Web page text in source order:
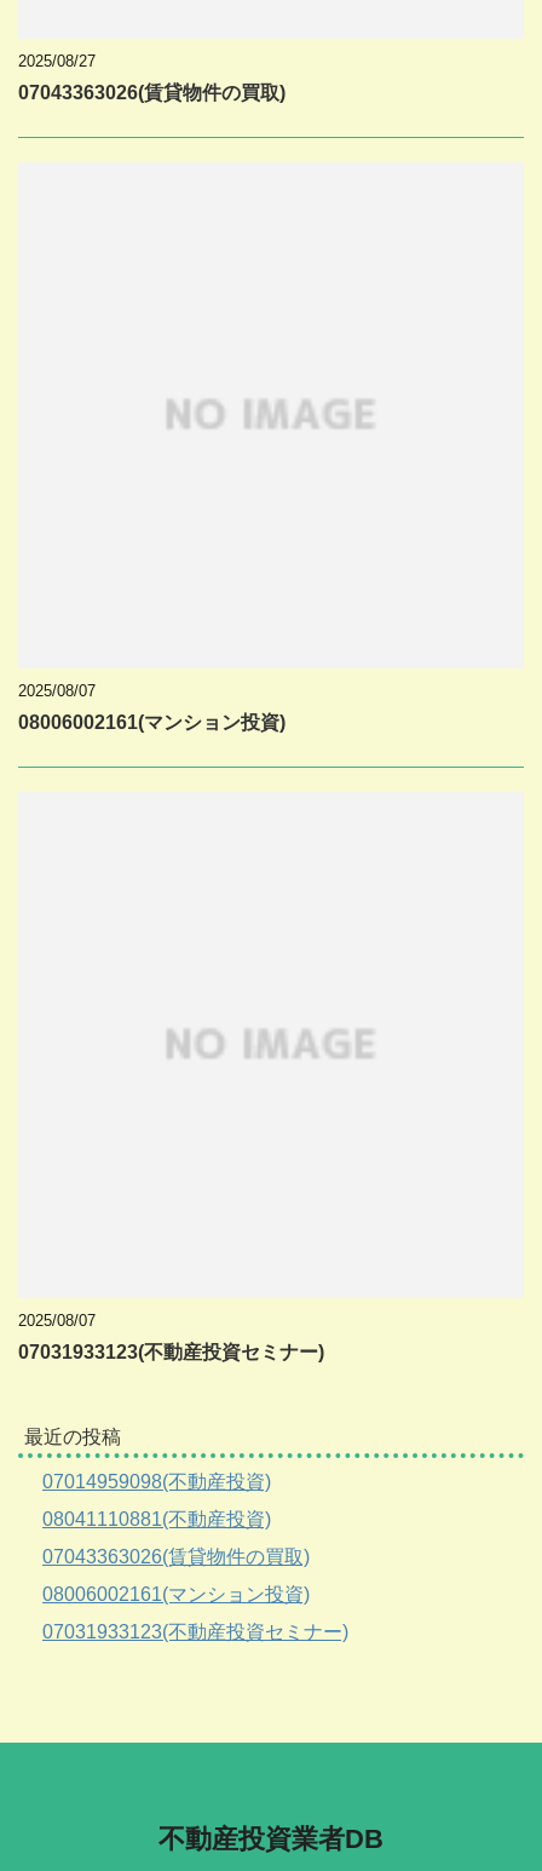
2025/08/27
07043363026(賃貸物件の買取)
2025/08/07
08006002161(マンション投資)
2025/08/07
07031933123(不動産投資セミナー)
最近の投稿
07014959098(不動産投資)
08041110881(不動産投資)
07043363026(賃貸物件の買取)
08006002161(マンション投資)
07031933123(不動産投資セミナー)
不動産投資業者DB